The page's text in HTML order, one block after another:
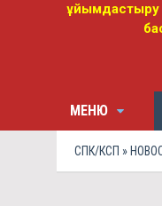
ұйымдастыру
МЕНЮ
СПК/КСП »